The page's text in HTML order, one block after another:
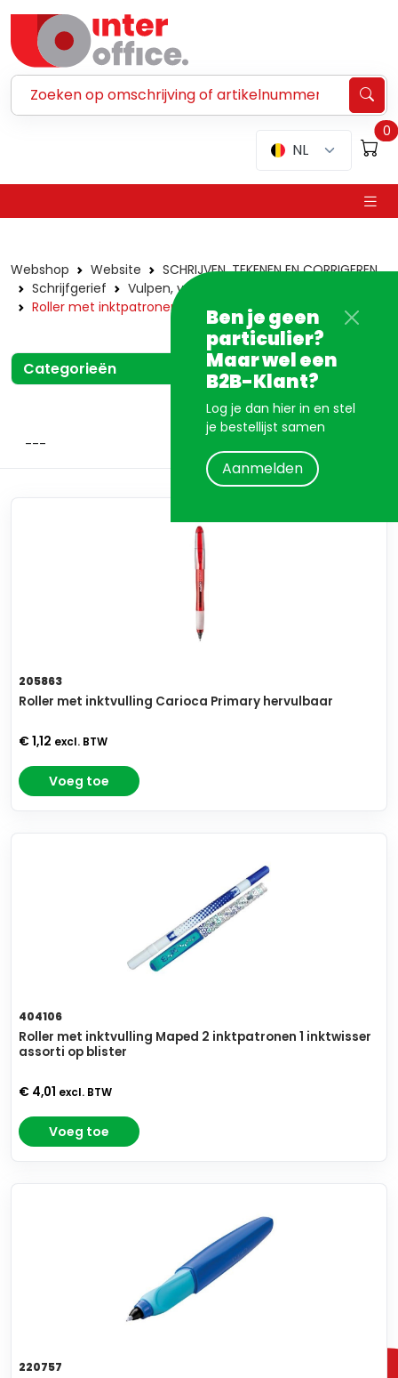
NL
0
Ben je geen
particulier?
Maar wel een
B2B-Klant?
Log je dan hier in en stel
je bestellijst samen
Aanmelden
Webshop Website
SCHRIJVEN, TEKENEN EN CORRIGEREN
Schrijfgerief
Vulpen, vullingen en roller met vulpeninkt
Roller met inktpatronen
Categorieën
205863
Roller met inktvulling Carioca Primary hervulbaar
€ 1,12 excl. BTW
Voeg toe
404106
Roller met inktvulling Maped 2 inktpatronen 1 inktwisser
assorti op blister
€ 4,01 excl. BTW
Voeg toe
220757